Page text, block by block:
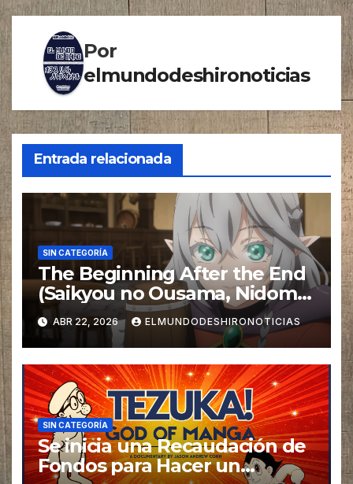
Por
elmundodeshironoticias
Entrada relacionada
SIN CATEGORÍA
The Beginning After the End
(Saikyou no Ousama, Nidome
no Jinsei wa Nani o Suru?) T2
Doblaje Eps 01 al 12
ABR 22, 2026 ELMUNDODESHIRONOTICIAS
SIN CATEGORÍA
Se inicia una Recaudación de
Fondos para Hacer un